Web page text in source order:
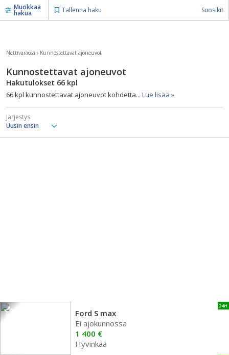
Muokkaa
hakua Tallenna haku Suosikit
Nettivaraosa › Kunnostettavat ajoneuvot
Kunnostettavat ajoneuvot
Hakutulokset 66 kpl
66 kpl kunnostettavat ajoneuvot kohdetta... Lue lisää »
Järjestys
24H
Ford S max
Ei ajokunnossa
1 400 €
Hyvinkää